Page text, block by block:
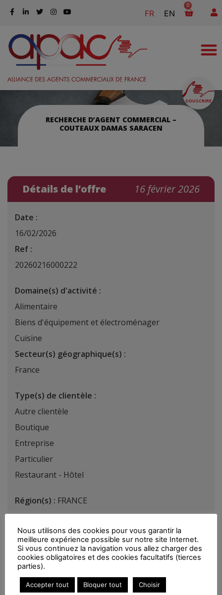
FR EN
0
SOUSCRIRE
RECHERCHE D’AGENT COMMERCIAL –
COUTEAUX DAMAS SARACEN
Détails de l’offre 16 février 2026
Date :
16/02/2026
Ref :
20260216000222
Domaine(s) d'activité :
Alimentaire
Biens d'équipement et électroménager
Cuisine
Secteur(s) géographique(s) :
France
Type(s) de clientèle :
Autre clientèle
Boutique
Entreprise
Particulier
Restaurant - Hôtel
Région(s) : FRANCE
Vous devez être connecté pour consulter le détail
Nous utilisons des cookies pour vous garantir la
meilleure expérience possible sur notre site Internet.
Si vous continuez la navigation vous allez charger des
cookies obligatoires et des cookies facultatifs (tierces
parties).
Accepter tout Bloquer tout Choisir